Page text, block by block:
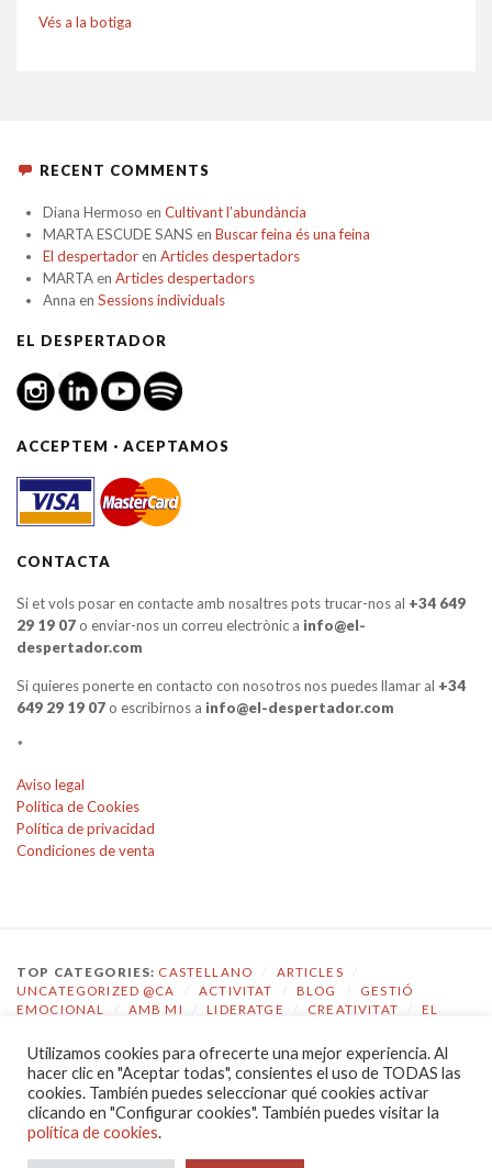
Vés a la botiga
RECENT COMMENTS
Diana Hermoso en Cultivant l’abundància
MARTA ESCUDE SANS en Buscar feina és una feina
El despertadoren Articles despertadors
MARTAen Articles despertadors
Anna en Sessions individuals
EL DESPERTADOR
ACCEPTEM · ACEPTAMOS
CONTACTA
Si et vols posar en contacte amb nosaltres pots trucar-nos al +34 649
29 19 07o enviar-nos un correu electrònic a info@el-
despertador.com
Si quieres ponerte en contacto con nosotros nos puedes llamar al +34
649 29 19 07o escribirnos a info@el-despertador.com
*
Aviso legal
Política de Cookies
Política de privacidad
Condiciones de venta
TOP CATEGORIES: CASTELLANO ARTICLES
UNCATEGORIZED @CA
ACTIVITAT BLOG
GESTIÓ
EMOCIONAL
/ AMB MI / LIDERATGE / CREATIVITAT /
EL
TOP TAGS: COACHING / GESTIÓ EMOCIONAL / ECOLOGIA
EMOCIONAL / EL DESPERTADOR / CONSCIÈNCIA /
AUTOCONEIXEMENT / JOVES / COMPETÈNCIES /
COMUNICACIÓ / LIDERATGE
Utilizamos cookies para ofrecerte una mejor experiencia. Al
hacer clic en "Aceptar todas", consientes el uso de TODAS las
cookies. También puedes seleccionar qué cookies activar
clicando en "Configurar cookies". También puedes visitar la
política de cookies.